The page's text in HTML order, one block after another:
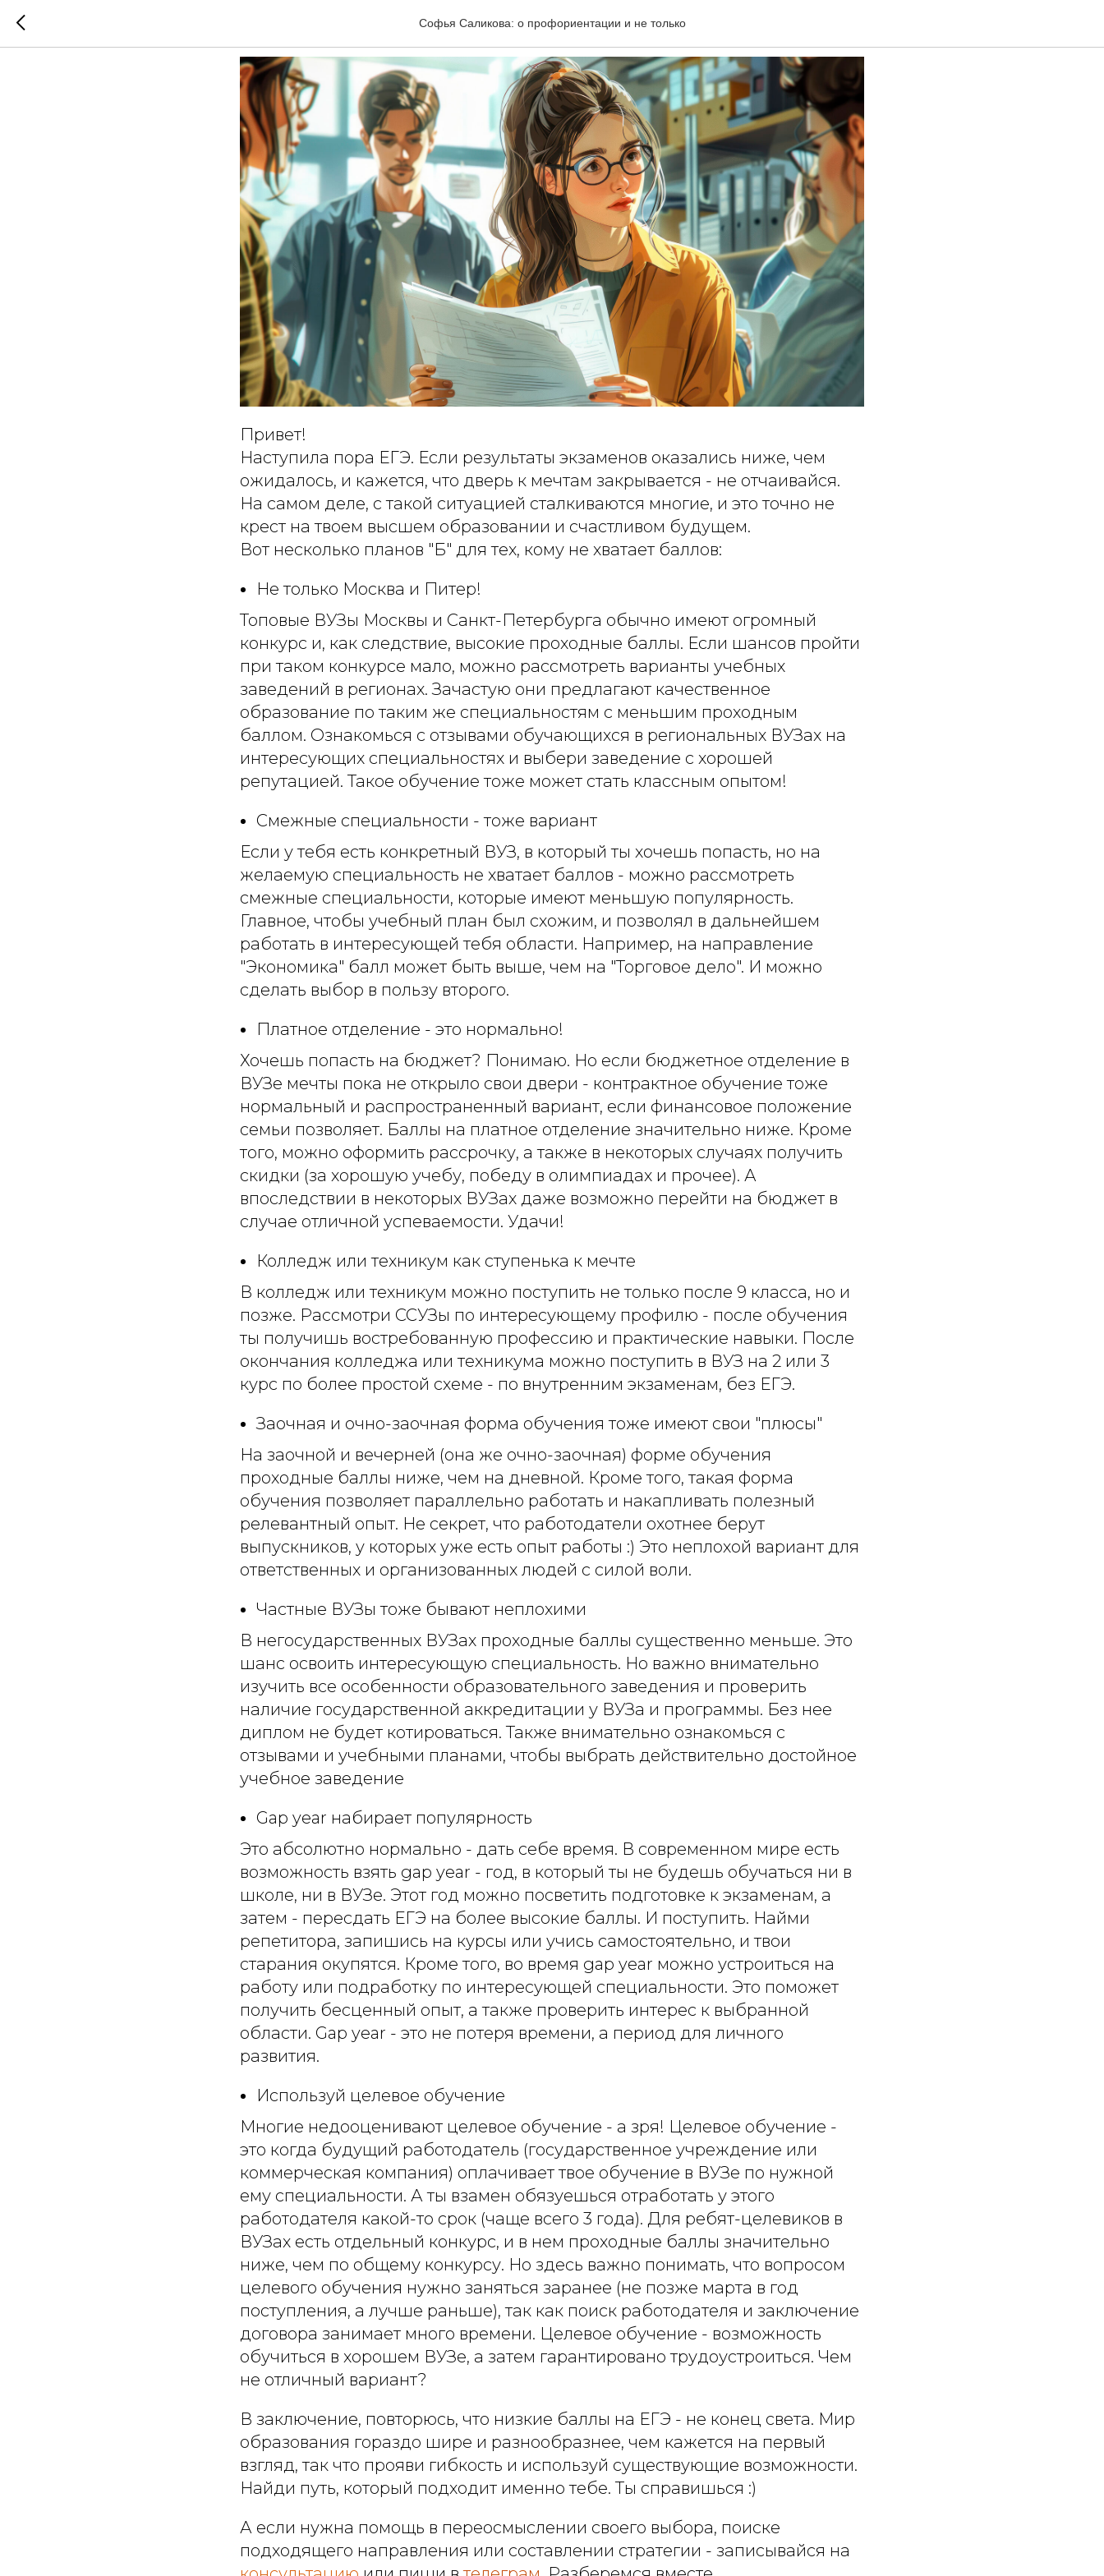
Софья Саликова: о профориентации и не только
Не хватает баллов на ЕГЭ?
Привет!
Наступила пора ЕГЭ. Если результаты экзаменов оказались ниже, чем
ожидалось, и кажется, что дверь к мечтам закрывается - не отчаивайся.
На самом деле, с такой ситуацией сталкиваются многие, и это точно не
крест на твоем высшем образовании и счастливом будущем.
Вот несколько планов "Б" для тех, кому не хватает баллов:
Не только Москва и Питер!
Топовые ВУЗы Москвы и Санкт-Петербурга обычно имеют огромный
конкурс и, как следствие, высокие проходные баллы. Если шансов пройти
при таком конкурсе мало, можно рассмотреть варианты учебных
заведений в регионах. Зачастую они предлагают качественное
образование по таким же специальностям с меньшим проходным
баллом. Ознакомься с отзывами обучающихся в региональных ВУЗах на
интересующих специальностях и выбери заведение с хорошей
репутацией. Такое обучение тоже может стать классным опытом!
Смежные специальности - тоже вариант
Если у тебя есть конкретный ВУЗ, в который ты хочешь попасть, но на
желаемую специальность не хватает баллов - можно рассмотреть
смежные специальности, которые имеют меньшую популярность.
Главное, чтобы учебный план был схожим, и позволял в дальнейшем
работать в интересующей тебя области. Например, на направление
"Экономика" балл может быть выше, чем на "Торговое дело". И можно
сделать выбор в пользу второго.
Платное отделение - это нормально!
Хочешь попасть на бюджет? Понимаю. Но если бюджетное отделение в
ВУЗе мечты пока не открыло свои двери - контрактное обучение тоже
нормальный и распространенный вариант, если финансовое положение
семьи позволяет. Баллы на платное отделение значительно ниже. Кроме
того, можно оформить рассрочку, а также в некоторых случаях получить
скидки (за хорошую учебу, победу в олимпиадах и прочее). А
впоследствии в некоторых ВУЗах даже возможно перейти на бюджет в
случае отличной успеваемости. Удачи!
Колледж или техникум как ступенька к мечте
В колледж или техникум можно поступить не только после 9 класса, но и
позже. Рассмотри ССУЗы по интересующему профилю - после обучения
ты получишь востребованную профессию и практические навыки. После
окончания колледжа или техникума можно поступить в ВУЗ на 2 или 3
курс по более простой схеме - по внутренним экзаменам, без ЕГЭ.
Заочная и очно-заочная форма обучения тоже имеют свои "плюсы"
На заочной и вечерней (она же очно-заочная) форме обучения
проходные баллы ниже, чем на дневной. Кроме того, такая форма
обучения позволяет параллельно работать и накапливать полезный
релевантный опыт. Не секрет, что работодатели охотнее берут
выпускников, у которых уже есть опыт работы :) Это неплохой вариант для
ответственных и организованных людей с силой воли.
Частные ВУЗы тоже бывают неплохими
В негосударственных ВУЗах проходные баллы существенно меньше. Это
шанс освоить интересующую специальность. Но важно внимательно
изучить все особенности образовательного заведения и проверить
наличие государственной аккредитации у ВУЗа и программы. Без нее
диплом не будет котироваться. Также внимательно ознакомься с
отзывами и учебными планами, чтобы выбрать действительно достойное
учебное заведение
Gap year набирает популярность
Это абсолютно нормально - дать себе время. В современном мире есть
возможность взять gap year - год, в который ты не будешь обучаться ни в
школе, ни в ВУЗе. Этот год можно посветить подготовке к экзаменам, а
затем - пересдать ЕГЭ на более высокие баллы. И поступить. Найми
репетитора, запишись на курсы или учись самостоятельно, и твои
старания окупятся. Кроме того, во время gap year можно устроиться на
работу или подработку по интересующей специальности. Это поможет
получить бесценный опыт, а также проверить интерес к выбранной
области. Gap year - это не потеря времени, а период для личного
развития.
Используй целевое обучение
Многие недооценивают целевое обучение - а зря! Целевое обучение -
это когда будущий работодатель (государственное учреждение или
коммерческая компания) оплачивает твое обучение в ВУЗе по нужной
ему специальности. А ты взамен обязуешься отработать у этого
работодателя какой-то срок (чаще всего 3 года). Для ребят-целевиков в
ВУЗах есть отдельный конкурс, и в нем проходные баллы значительно
ниже, чем по общему конкурсу. Но здесь важно понимать, что вопросом
целевого обучения нужно заняться заранее (не позже марта в год
поступления, а лучше раньше), так как поиск работодателя и заключение
договора занимает много времени. Целевое обучение - возможность
обучиться в хорошем ВУЗе, а затем гарантировано трудоустроиться. Чем
не отличный вариант?
В заключение, повторюсь, что низкие баллы на ЕГЭ - не конец света. Мир
образования гораздо шире и разнообразнее, чем кажется на первый
взгляд, так что прояви гибкость и используй существующие возможности.
Найди путь, который подходит именно тебе. Ты справишься :)
А если нужна помощь в переосмыслении своего выбора, поиске
подходящего направления или составлении стратегии - записывайся на